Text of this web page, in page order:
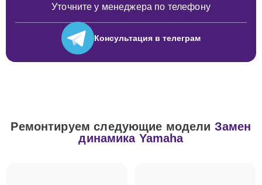
Уточните у менеджера по телефону
Консультация в телеграм
Ремонтируем следующие модели Замен
динамика Yamaha